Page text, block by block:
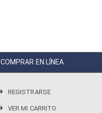
COMPRAR EN LÍNEA
REGISTRARSE
VER MI CARRITO